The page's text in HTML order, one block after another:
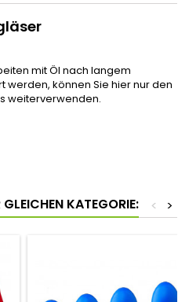
mit Öl nach langem
werden, können Sie hier nur den
weiterverwenden.
KATEGORIE: >
<